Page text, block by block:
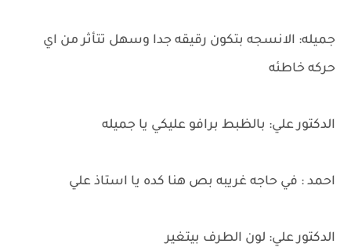
جميله: الانسجه بتكون رقيقه جدا وسهل تتأثر من اي
حركه خاطئه
الدكتور علي: بالظبط برافو عليكي يا جميله
احمد : في حاجه غريبه بص هنا كده يا استاذ علي
الدكتور علي: لون الطرف بيتغير